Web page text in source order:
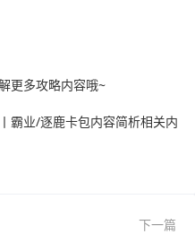
更多攻略内容哦~
霸业/逐鹿卡包内容简析相关内
下一篇